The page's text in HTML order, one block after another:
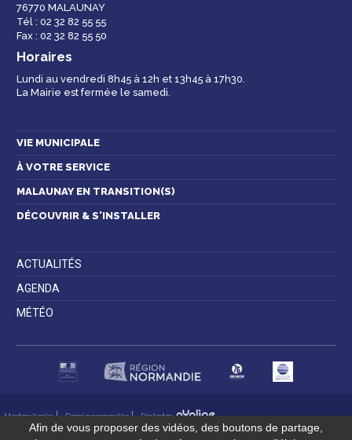
Espace famille
76770 MALAUNAY
Tél : 02 32 82 55 55
Fax : 02 32 82 55 50
Horaires
Lundi au vendredi 8h45 à 12h et 13h45 à 17h30.
La Mairie est fermée le samedi.
VIE MUNICIPALE
À VOTRE SERVICE
MALAUNAY EN TRANSITION(S)
DÉCOUVRIR & S'INSTALLER
ACTUALITÉS
AGENDA
MÉTÉO
Mentions légales Données personnelles Réalisation
Afin de vous proposer des vidéos, des boutons de partage,